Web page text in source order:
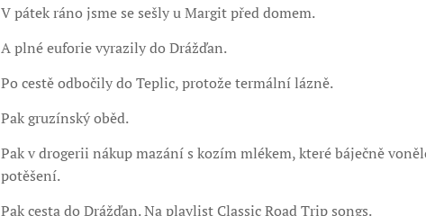
V pátek ráno jsme se sešly u Margit před domem.
A plné euforie vyrazily do Drážďan.
Po cestě odbočily do Teplic, protože termální lázně.
Pak gruzínský oběd.
Pak v drogerii nákup mazání s kozím mlékem, které báječně
potěšení.
Pak cesta do Drážďan. Na playlist Classic Road Trip songs.